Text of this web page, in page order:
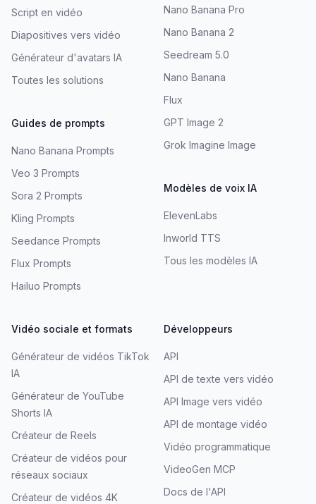
Script en vidéo
Diapositives vers vidéo
Générateur d'avatars IA
Toutes les solutions
Guides de prompts
Nano Banana Prompts
Veo 3 Prompts
Sora 2 Prompts
Kling Prompts
Seedance Prompts
Flux Prompts
Hailuo Prompts
Nano Banana Pro
Nano Banana 2
Seedream 5.0
Nano Banana
Flux
GPT Image 2
Grok Imagine Image
Modèles de voix IA
ElevenLabs
Inworld TTS
Tous les modèles IA
Vidéo sociale et formats
Générateur de vidéos TikTok
IA
Générateur de YouTube
Shorts IA
Créateur de Reels
Créateur de vidéos pour
réseaux sociaux
Créateur de vidéos 4K
Développeurs
API
API de texte vers vidéo
API Image vers vidéo
API de montage vidéo
Vidéo programmatique
VideoGen MCP
Docs de l'API